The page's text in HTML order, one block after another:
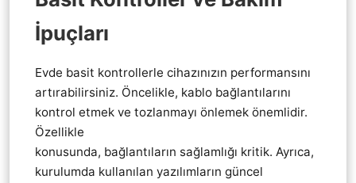
İpuçları
Evde basit kontrollerle cihazınızın performansını
artırabilirsiniz. Öncelikle, kablo bağlantılarını
kontrol etmek ve tozlanmayı önlemek önemlidir.
Özellikle
konusunda, bağlantıların sağlamlığı kritik. Ayrıca,
kurulumda kullanılan yazılımların güncel